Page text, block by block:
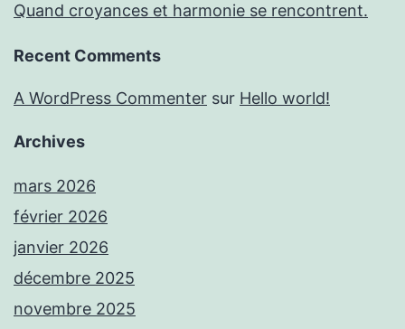
Quand croyances et harmonie se rencontrent.
Recent Comments
A WordPress Commenter sur Hello world!
Archives
mars 2026
février 2026
janvier 2026
décembre 2025
novembre 2025